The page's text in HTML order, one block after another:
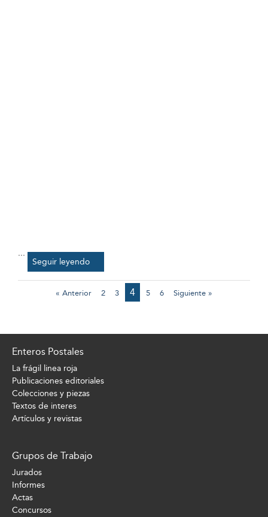
...
Seguir leyendo
« Anterior 2 3 4 5 6 Siguiente »
Enteros Postales
La frágil linea roja
Publicaciones editoriales
Colecciones y piezas
Textos de interes
Artículos y revistas
Grupos de Trabajo
Jurados
Informes
Actas
Concursos